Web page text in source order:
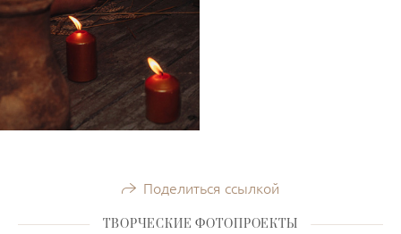
Поделиться ссылкой
ТВОРЧЕСКИЕ ФОТОПРОЕКТЫ